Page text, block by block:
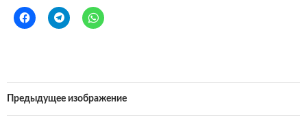
Предыдущее изображение